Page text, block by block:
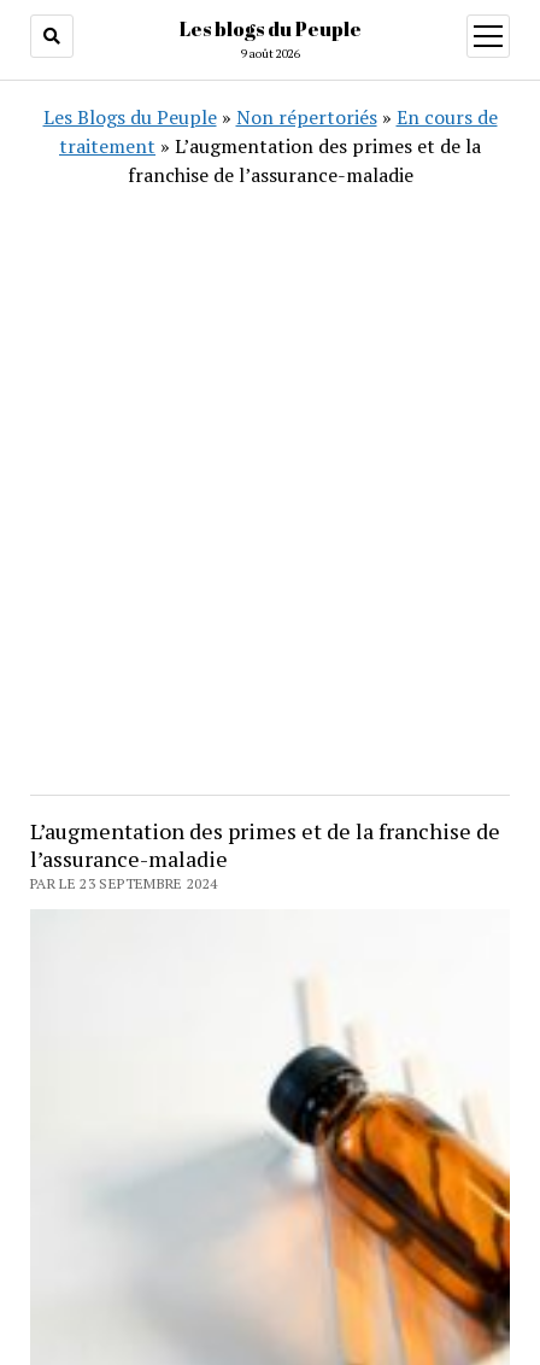
Les blogs du Peuple
9 août 2026
ouvrir
menu
Les Blogs du Peuple» Non répertoriés» En cours de
traitement » L’augmentation des primes et de la
franchise de l’assurance-maladie
L’augmentation des primes et de la franchise de
l’assurance-maladie
PAR LE 23 SEPTEMBRE 2024